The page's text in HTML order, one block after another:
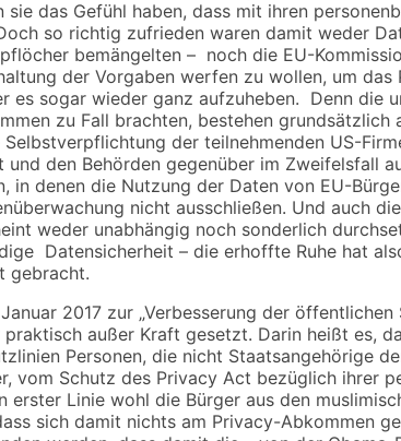
das Gefühl haben, dass mit ihren
so richtig zufrieden waren damit weder
bemängelten – noch die EU-
der Vorgaben werfen zu wollen, um das
es sogar wieder ganz aufzuheben. Denn die
zu Fall brachten, bestehen grundsätzlich
der teilnehmenden US-
den Behörden gegenüber im Zweifelsfall
in denen die Nutzung der Daten von EU-
nicht ausschließen. Und auch
weder unabhängig noch sonderlich
Datensicherheit – die erhoffte Ruhe hat
gebracht.
2017 zur „Verbesserung der öffentlichen
außer Kraft gesetzt. Darin heißt es,
Personen, die nicht Staatsangehörige
vom Schutz des Privacy Act bezüglich ihrer
erster Linie wohl die Bürger aus den
sich damit nichts am Privacy-Abkommen